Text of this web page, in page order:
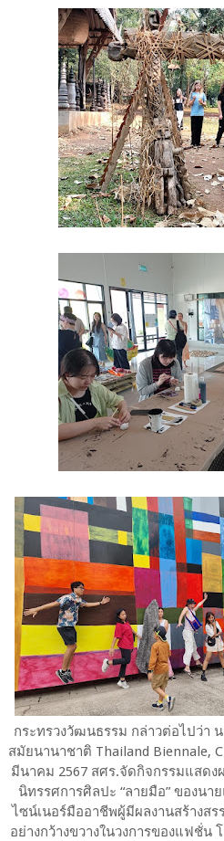
กระทรวงวัฒนธรรม กล่าวต่อไปว่า
สมัยนานาชาติ Thailand Biennale,
มีนาคม 2567 สศร.จัดกิจกรรมแสด
นิทรรศการศิลปะ “ลายมือ” ของน
ไซน์เนอร์มืออาชีพผู้มีผลงานสร้างสร
อย่างกว้างขวางในวงการของแฟชั่น